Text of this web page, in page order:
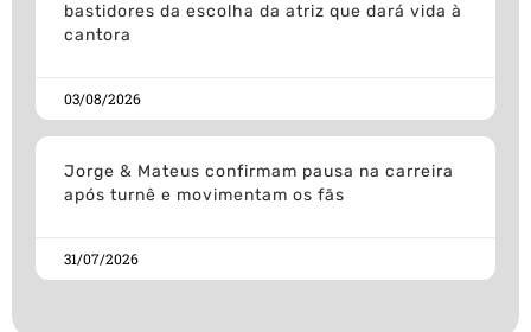
bastidores da escolha da atriz que dará vida à
cantora
03/08/2026
Jorge & Mateus confirmam pausa na carreira
após turnê e movimentam os fãs
31/07/2026